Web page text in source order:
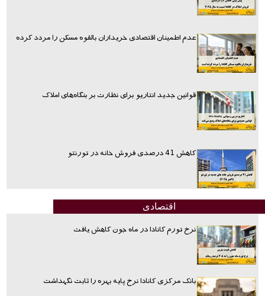
عدم اطمینان اقتصادی خریداران بالقوه مسکن را مردد کرده
قوانین جدید انتاریو برای نظارت بر بنگاه‌های املاک
کاهش 41 درصدی فروش خانه در تورنتو
اقتصادی
نرخ تورم کانادا در ماه جون کاهش یافت
بانک مرکزی کانادا نرخ پایه بهره را ثابت نگهداشت